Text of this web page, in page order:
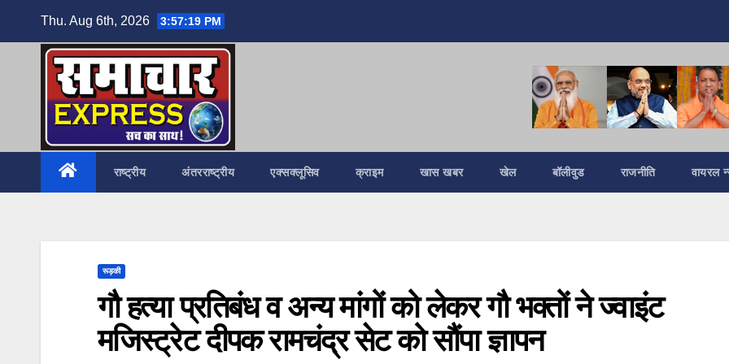
Thu. Aug 6th, 2026 3:57:20 PM
राष्ट्रीय अंतरराष्ट्रीय एक्सक्लूसिव क्राइम खास खबर खेल बॉलीवुड राजनीति वायरल
रूड़की
गौ हत्या प्रतिबंध व अन्य मांगों को लेकर गौ भक्तों ने ज्वाइंट
मजिस्ट्रेट दीपक रामचंद्र सेट को सौंपा ज्ञापन